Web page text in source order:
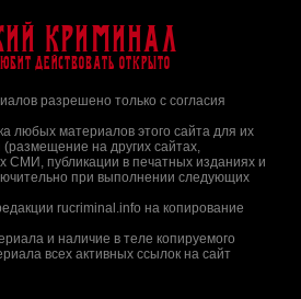
Криминал
действовать открыто
разрешено только с согласия
любых материалов этого сайта для их
на других сайтах,
СМИ, публикации в печатных изданиях и
при выполнении следующих
rucriminal.info на копирование
и наличие в теле копируемого
всех активных ссылок на сайт